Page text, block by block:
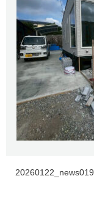
20260122_news019